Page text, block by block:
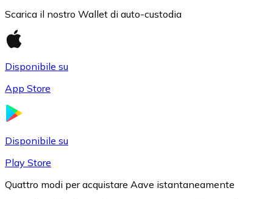
Scarica il nostro Wallet di auto-custodia
Disponibile su
App Store
Disponibile su
Play Store
Quattro modi per acquistare Aave istantaneamente